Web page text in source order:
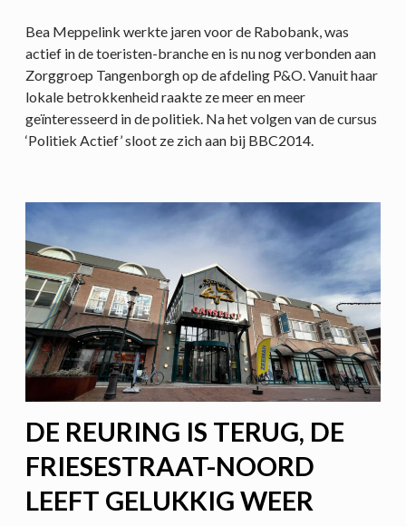
Bea Meppelink werkte jaren voor de Rabobank, was
actief in de toeristen-branche en is nu nog verbonden aan
Zorggroep Tangenborgh op de afdeling P&O. Vanuit haar
lokale betrokkenheid raakte ze meer en meer
geïnteresseerd in de politiek. Na het volgen van de cursus
‘Politiek Actief’ sloot ze zich aan bij BBC2014.
DE REURING IS TERUG, DE
FRIESESTRAAT-NOORD
LEEFT GELUKKIG WEER